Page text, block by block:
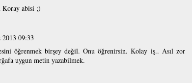
Koray abisi ;)
2013 09:33
öğrenmek birşey değil. Onu öğrenirsin. Kolay iş.. Asıl zor
uygun metin yazabilmek.